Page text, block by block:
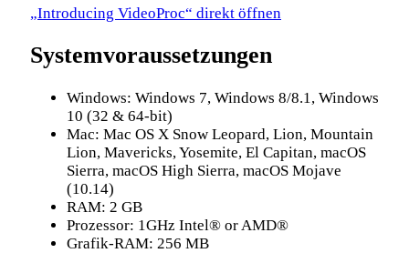
„Introducing VideoProc“ direkt öffnen
Systemvoraussetzungen
Windows: Windows 7, Windows 8/8.1, Windows
10 (32 & 64-bit)
Mac: Mac OS X Snow Leopard, Lion, Mountain
Lion, Mavericks, Yosemite, El Capitan, macOS
Sierra, macOS High Sierra, macOS Mojave
(10.14)
RAM: 2 GB
Prozessor: 1GHz Intel® or AMD®
Grafik-RAM: 256 MB